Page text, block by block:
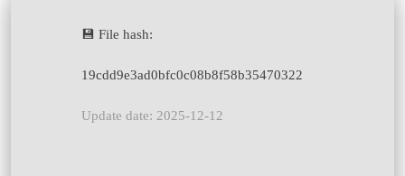
💾 File hash:
19cdd9e3ad0bfc0c08b8f58b35470322
Update date: 2025-12-12